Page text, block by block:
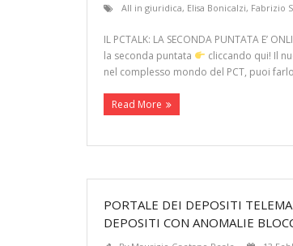
All in giuridica, Elisa Bonicalzi, Fabrizio
IL PCTALK: LA SECONDA PUNTATA E’
la seconda puntata
cliccando qui! Il
nel complesso mondo del PCT, puoi
Read More
PORTALE DEI DEPOSITI
DEPOSITI CON ANOMALIE